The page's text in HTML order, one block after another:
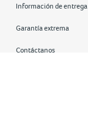
Información de entrega
Garantía extrema
Contáctanos